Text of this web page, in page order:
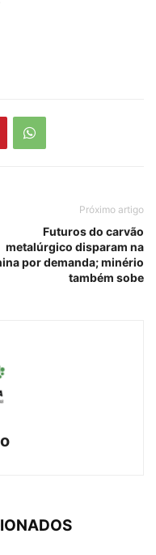
Próximo artigo
Futuros do carvão
metalúrgico disparam na
por demanda; minério
também sobe